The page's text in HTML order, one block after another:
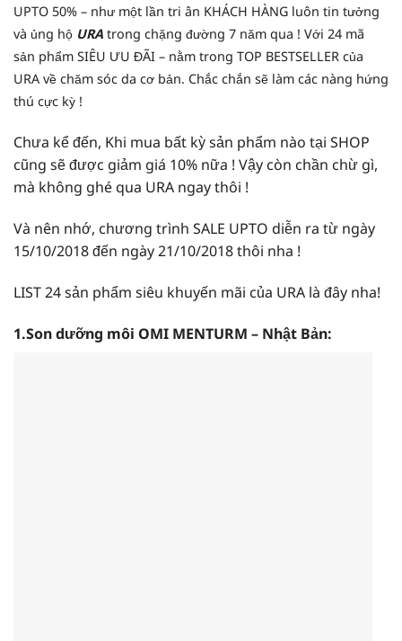
UPTO 50% – như một lần tri ân KHÁCH HÀNG luôn tin tưởng
và ủng hộ URA trong chặng đường 7 năm qua ! Với 24 mã
sản phẩm SIÊU ƯU ĐÃI – nằm trong TOP BESTSELLER của
URA về chăm sóc da cơ bản. Chắc chắn sẽ làm các nàng hứng
thú cực kỳ !
Chưa kể đến, Khi mua bất kỳ sản phẩm nào tại SHOP
cũng sẽ được giảm giá 10% nữa ! Vậy còn chần chừ gì,
mà không ghé qua URA ngay thôi !
Và nên nhớ, chương trình SALE UPTO diễn ra từ ngày
15/10/2018 đến ngày 21/10/2018 thôi nha !
LIST 24 sản phẩm siêu khuyến mãi của URA là đây nha!
1.Son dưỡng môi OMI MENTURM – Nhật Bản: